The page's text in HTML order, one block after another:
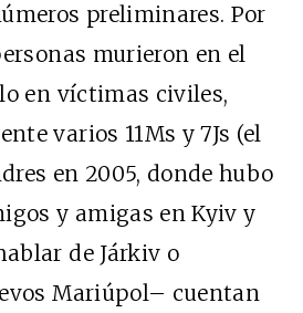
preliminares. Por
murieron en el
en víctimas civiles,
varios 11Ms y 7Js (el
en 2005, donde hubo
y amigas en Kyiv y
de Járkiv o
Mariúpol– cuentan